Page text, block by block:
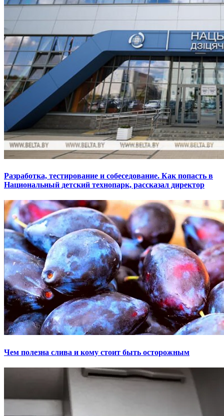
Разработка, тестирование и собеседование. Как попасть в
Национальный детский технопарк, рассказал директор
Чем полезна слива и кому стоит быть осторожным